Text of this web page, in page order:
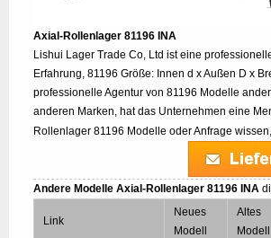
Axial-Rollenlager 81196 INA
Lishui Lager Trade Co, Ltd ist eine
Erfahrung, 81196 Größe: Innen d x Außen D x
professionelle Agentur von 81196 Modelle
anderen Marken, hat das Unternehmen eine
Rollenlager 81196 Modelle oder Anfrage
Andere Modelle Axial-Rollenlager 81196 INA
Link
Neues
Modell
Altes
Modell